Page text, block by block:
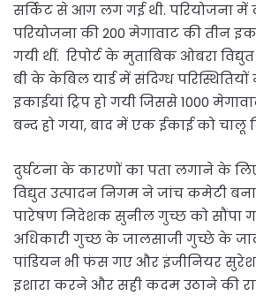
सर्किट से आग लग गई थी. परियोजना
परियोजना की 200 मेगावाट की तीन
गयी थीं. रिपोर्ट के मुताबिक ओबरा
बी के केबिल यार्ड में संदिग्ध
इकाईयां ट्रिप हो गयी जिससे 1000
बन्द हो गया, बाद में एक ईकाई को चालू
दुर्घटना के कारणों का पता लगाने के लिए
विद्युत उत्पादन निगम ने जांच कमेटी
पारेषण निदेशक सुनील गुच्छ को सौंपा
अधिकारी गुच्छ के जालसाजी गुच्छे के
पांडियन भी फंस गए और इंजीनियर
इशारा करने और सही कदम उठाने की